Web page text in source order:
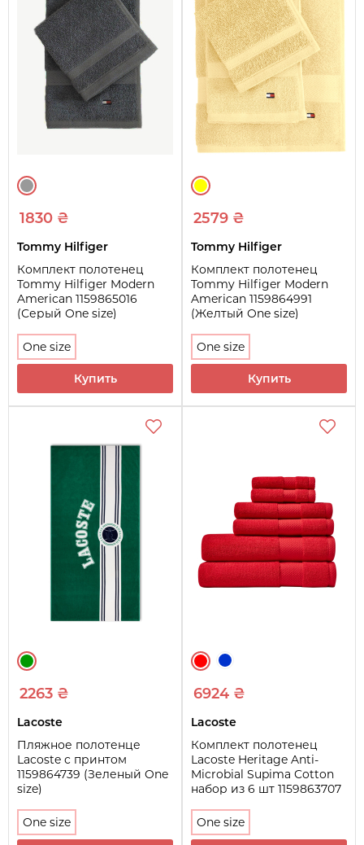
1830 ₴
Tommy Hilfiger
Комплект полотенец
Tommy Hilfiger Modern
American 1159865016
(Серый One size)
One size
Купить
2579 ₴
Tommy Hilfiger
Комплект полотенец
Tommy Hilfiger Modern
American 1159864991
(Желтый One size)
One size
Купить
2263 ₴
Lacoste
Пляжное полотенце
Lacoste с принтом
1159864739 (Зеленый One
size)
One size
6924 ₴
Lacoste
Комплект полотенец
Lacoste Heritage Anti-
Microbial Supima Cotton
набор из 6 шт 1159863707
One size